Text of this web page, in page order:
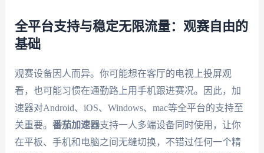
全平台支持与稳定无限流量：观赛自由的
基础
观赛设备因人而异。你可能想在客厅的电视上投屏观
看，也可能习惯在通勤路上用手机跟进赛况。因此，加
速器对Android、iOS、Windows、mac等全平台的支持至
关重要。 番茄加速器支持一人多端设备同时使用，让你
在平板、手机和电脑之间无缝切换，不错过任何一个精